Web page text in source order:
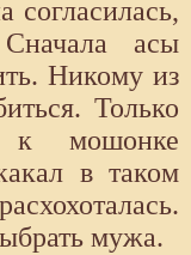
согласилась,
асы
Никому из
Только
к мошонке
в таком
мужа.